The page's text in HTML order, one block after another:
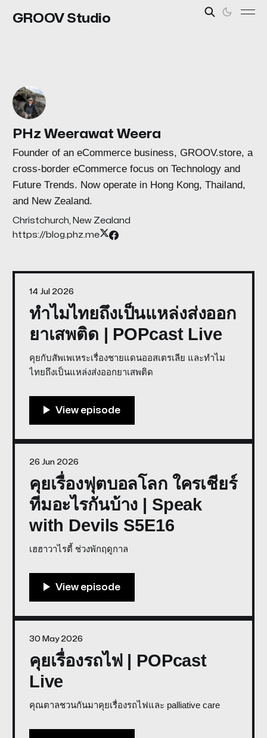
GROOV Studio
PHz Weerawat Weera
Founder of an eCommerce business, GROOV.store, a
cross-border eCommerce focus on Technology and
Future Trends. Now operate in Hong Kong, Thailand,
and New Zealand.
Christchurch, New Zealand
https://blog.phz.me
ทำไมไทยถึงเป็นแหล่งส่งออก
ยาเสพติด | POPcast Live
คุยกับสัพเพเหระเรื่องชายแดนออสเตรเลีย และทำไม
ไทยถึงเป็นแหล่งส่งออกยาเสพติด
14 Jul 2026
คุยเรื่องฟุตบอลโลก ใครเชียร์
ทีมอะไรกันบ้าง | Speak
with Devils S5E16
เฮฮาวาไรตี้ ช่วงพักฤดูกาล
26 Jun 2026
คุยเรื่องรถไฟ | POPcast
Live
คุณตาลชวนกันมาคุยเรื่องรถไฟและ palliative care
30 May 2026